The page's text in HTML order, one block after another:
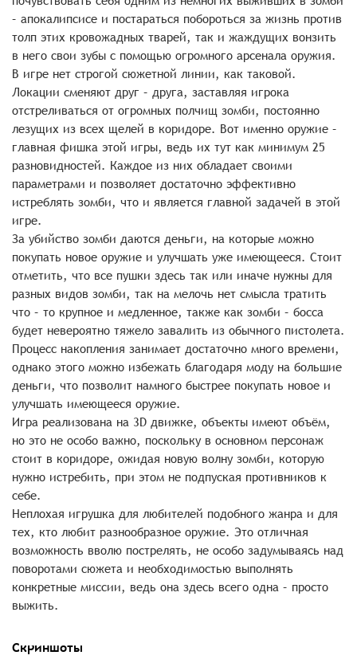
– апокалипсисе и постараться побороться за жизнь против
толп этих кровожадных тварей, так и жаждущих вонзить
в него свои зубы с помощью огромного арсенала оружия.
В игре нет строгой сюжетной линии, как таковой.
Локации сменяют друг – друга, заставляя игрока
отстреливаться от огромных полчищ зомби, постоянно
лезущих из всех щелей в коридоре. Вот именно оружие –
главная фишка этой игры, ведь их тут как минимум 25
разновидностей. Каждое из них обладает своими
параметрами и позволяет достаточно эффективно
истреблять зомби, что и является главной задачей в этой
игре.
За убийство зомби даются деньги, на которые можно
покупать новое оружие и улучшать уже имеющееся. Стоит
отметить, что все пушки здесь так или иначе нужны для
разных видов зомби, так на мелочь нет смысла тратить
что – то крупное и медленное, также как зомби – босса
будет невероятно тяжело завалить из обычного пистолета.
Процесс накопления занимает достаточно много времени,
однако этого можно избежать благодаря моду на большие
деньги, что позволит намного быстрее покупать новое и
улучшать имеющееся оружие.
Игра реализована на 3D движке, объекты имеют объём,
но это не особо важно, поскольку в основном персонаж
стоит в коридоре, ожидая новую волну зомби, которую
нужно истребить, при этом не подпуская противников к
себе.
Неплохая игрушка для любителей подобного жанра и для
тех, кто любит разнообразное оружие. Это отличная
возможность вволю пострелять, не особо задумываясь над
поворотами сюжета и необходимостью выполнять
конкретные миссии, ведь она здесь всего одна – просто
выжить.
Скриншоты